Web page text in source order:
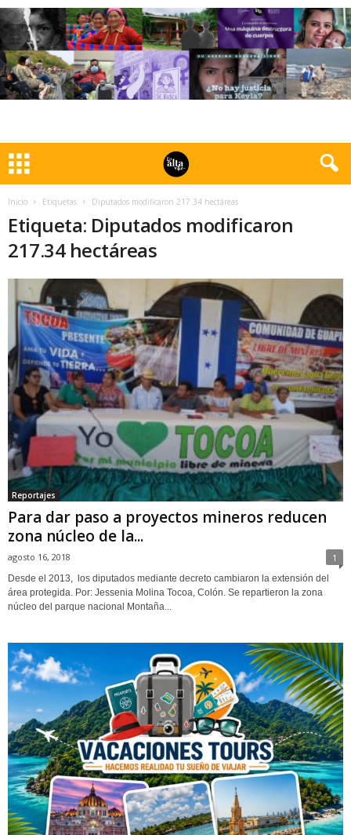
Inicio Etiquetas Diputados modificaron 217.34 hectáreas
Etiqueta: Diputados modificaron
217.34 hectáreas
Reportajes
Para dar paso a proyectos mineros reducen
zona núcleo de la...
agosto 16, 2018 1
Desde el 2013, los diputados mediante decreto cambiaron la extensión del
área protegida. Por: Jessenia Molina Tocoa, Colón. Se repartieron la zona
núcleo del parque nacional Montaña...